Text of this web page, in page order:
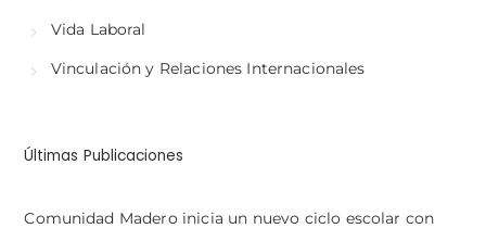
Vida Laboral
Vinculación y Relaciones Internacionales
Últimas Publicaciones
Comunidad Madero inicia un nuevo ciclo escolar con